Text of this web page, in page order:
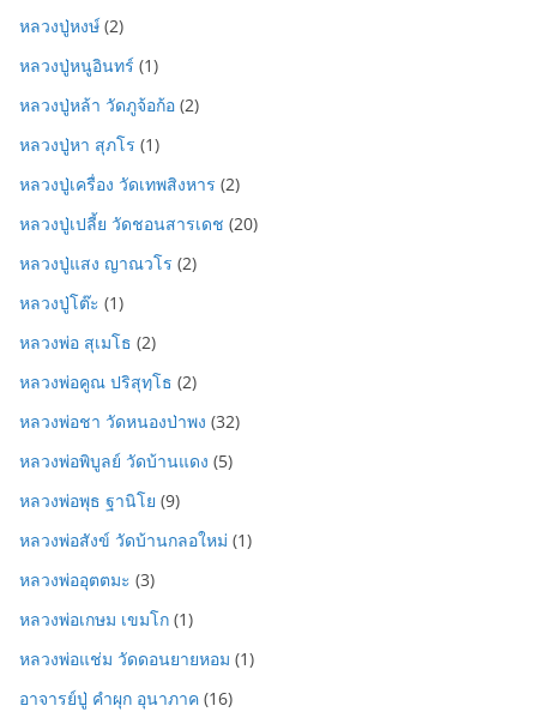
หลวงปู่หงษ์ (2)
หลวงปู่หนูอินทร์ (1)
หลวงปู่หล้า วัดภูจ้อก้อ (2)
หลวงปู่หา สุภโร (1)
หลวงปู่เครื่อง วัดเทพสิงหาร (2)
หลวงปู่เปลี้ย วัดชอนสารเดช (20)
หลวงปู่แสง ญาณวโร (2)
หลวงปู่โต๊ะ (1)
หลวงพ่อ สุเมโธ (2)
หลวงพ่อคูณ ปริสุทฺโธ (2)
หลวงพ่อชา วัดหนองป่าพง (32)
หลวงพ่อพิบูลย์ วัดบ้านแดง (5)
หลวงพ่อพุธ ฐานิโย (9)
หลวงพ่อสังข์ วัดบ้านกลอใหม่ (1)
หลวงพ่ออุตตมะ (3)
หลวงพ่อเกษม เขมโก (1)
หลวงพ่อแช่ม วัดดอนยายหอม (1)
อาจารย์ปู่ คำผุก อุนาภาค (16)